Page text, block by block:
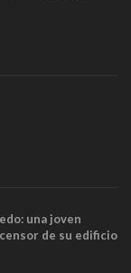
una joven
de su edificio
minutos